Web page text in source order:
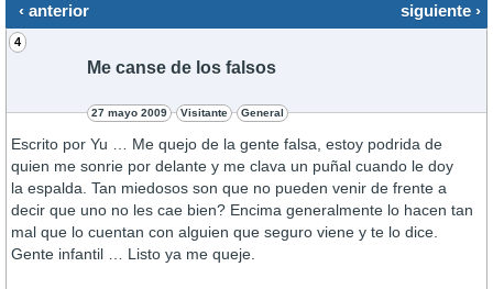
‹ anterior siguiente ›
4
Me canse de los falsos
27 mayo 2009 Visitante General
Escrito por Yu … Me quejo de la gente falsa, estoy podrida de
quien me sonrie por delante y me clava un puñal cuando le doy
la espalda. Tan miedosos son que no pueden venir de frente a
decir que uno no les cae bien? Encima generalmente lo hacen tan
mal que lo cuentan con alguien que seguro viene y te lo dice.
Gente infantil … Listo ya me queje.